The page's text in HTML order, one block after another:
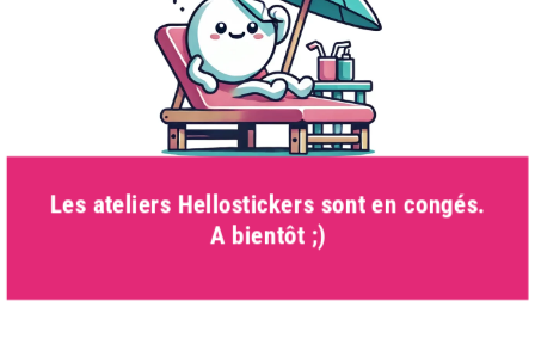
Les ateliers Hellostickers sont en congés.
A bientôt ;)